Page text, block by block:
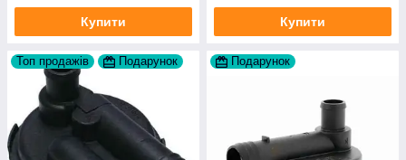
Купити Купити
Топ продажів Подарунок Подарунок